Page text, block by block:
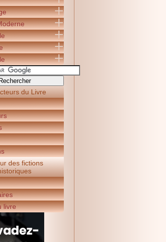
du Livre
des fictions
livre